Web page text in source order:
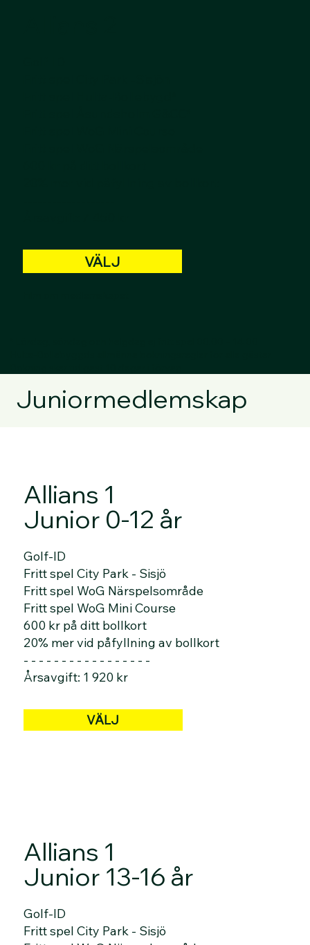
VÄLJ
Juniormedlemskap
Allians 1
Junior 0-12 år
Golf-ID
Fritt spel City Park - Sisjö
Fritt spel WoG Närspelsområde
Fritt spel WoG Mini Course
600 kr på ditt bollkort
20% mer vid påfyllning av bollkort
- - - - - - - - - - - - - - - - -
Årsavgift: 1 920 kr
VÄLJ
Allians 1
Junior 13-16 år
Golf-ID
Fritt spel City Park - Sisjö